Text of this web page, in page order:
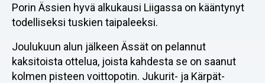
Porin Ässien hyvä alkukausi Liigassa on kääntynyt
todelliseksi tuskien taipaleeksi.
Joulukuun alun jälkeen Ässät on pelannut
kaksitoista ottelua, joista kahdesta se on saanut
kolmen pisteen voittopotin. Jukurit- ja Kärpät-